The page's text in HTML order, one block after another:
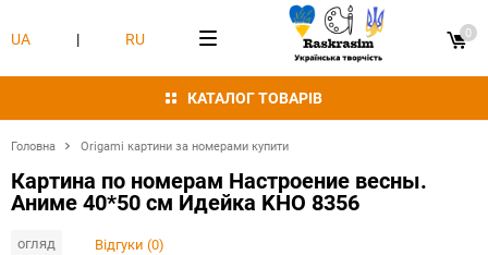
КАТАЛОГ ТОВАРІВ
UA | RU 0
Головна Origami картини за номерами купити
Картина по номерам Настроение весны.
Аниме 40*50 см Идейка KHO 8356
огляд Відгуки (0)